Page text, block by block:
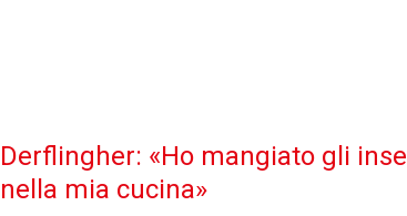
Derflingher: «Ho mangiato gli
nella mia cucina»